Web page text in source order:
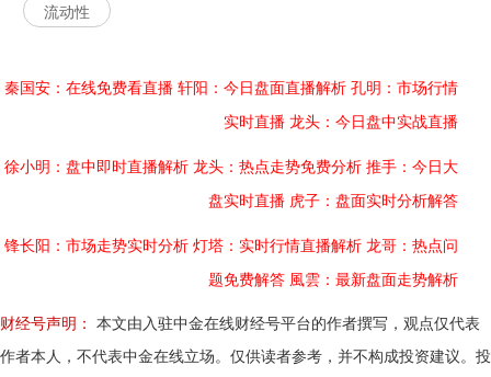
流动性
秦国安：在线免费看直播 轩阳：今日盘面直播解析 孔明：市场行情
实时直播 龙头：今日盘中实战直播
徐小明：盘中即时直播解析 龙头：热点走势免费分析 推手：今日大
盘实时直播 虎子：盘面实时分析解答
锋长阳：市场走势实时分析 灯塔：实时行情直播解析 龙哥：热点问
题免费解答 風雲：最新盘面走势解析
财经号声明：
本文由入驻中金在线财经号平台的作者撰写，观点仅代表
作者本人，不代表中金在线立场。仅供读者参考，并不构成投资建议。投